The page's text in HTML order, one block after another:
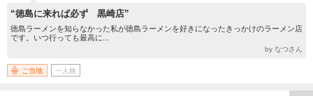
“徳島に来れば必ず 黒崎店”
徳島ラーメンを知らなかった私が徳島ラーメンを好きになったきっかけのラーメン店
です。いつ行っても最高に...
by なつさん
ご当地 一人旅